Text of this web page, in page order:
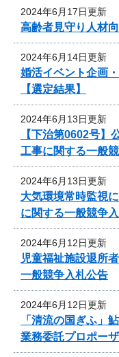
2024年6月17日更新
高齢者見守り人材
2024年6月14日更新
婚活イベント企画
【選定結果】
2024年6月13日更新
【下治第0602号
工事に関する一般
2024年6月13日更新
大気環境常時監視
に関する一般競争
2024年6月12日更新
児童福祉施設退所
一般競争入札公告
2024年6月12日更新
「清流の国ぎふ」
業務委託プロポー